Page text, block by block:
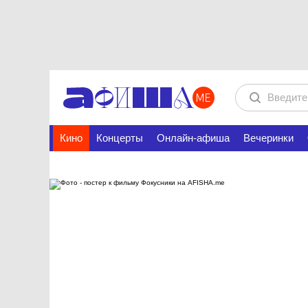
Кино Концерты Онлайн-афиша Вечеринки